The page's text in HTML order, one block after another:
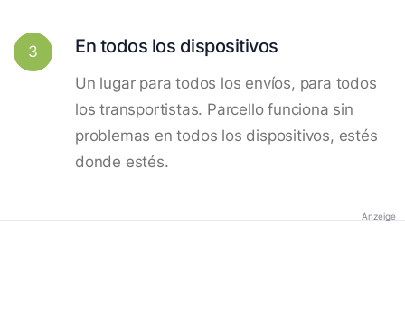
3 En todos los dispositivos
Un lugar para todos los envíos, para todos
los transportistas. Parcello funciona sin
problemas en todos los dispositivos, estés
donde estés.
Anzeige